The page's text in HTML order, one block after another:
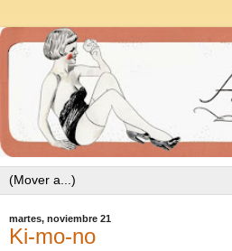
martes, noviembre 21
Ki-mo-no